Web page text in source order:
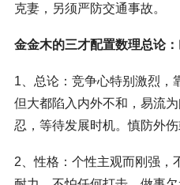
克妻，另须严防交通事故。
金金木的三才配置数理总论：
1、总论：竞争心特别激烈，
但大都陷入内外不和，易流
忍，等待发展时机。慎防外
2、性格：个性主观而刚强，